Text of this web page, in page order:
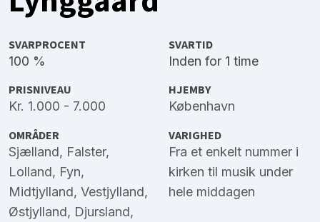
SVARPROCENT
100 %
SVARTID
Inden for 1 time
PRISNIVEAU
Kr. 1.000 - 7.000
HJEMBY
København
OMRÅDER
Sjælland, Falster,
Lolland, Fyn,
Midtjylland, Vestjylland,
Østjylland, Djursland,
VARIGHED
Fra et enkelt nummer i
kirken til musik under
hele middagen